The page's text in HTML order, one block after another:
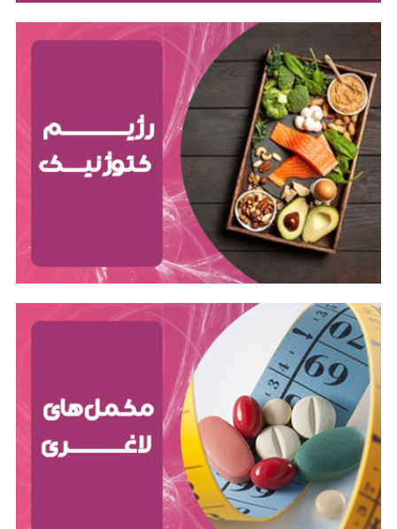
مکمل های لاغری
مکمل‌های لاغری محصولاتی هستند که به کاهش وزن
کمک می‌کنند. این محصولات می‌توانند به شکل قرص،
کپسول، پودر، مایع و ... باشند. انواع مختلفی از مکمل‌های
لاغری وجود دارد که هر کدام با مکانیسم‌های مختلفی
عمل می‌کنند.
لاغری موضعی با دستگاه کویتیشن